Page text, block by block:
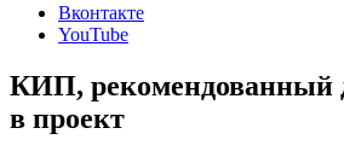
Вконтакте
YouTube
КИП, рекомендованный
в проект